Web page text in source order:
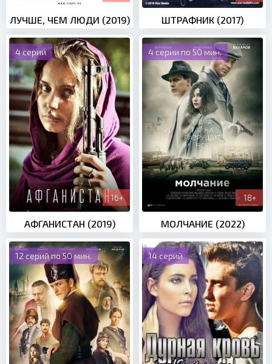
ЛУЧШЕ, ЧЕМ ЛЮДИ (2019) ШТРАФНИК (2017)
4 серии
16+
АФГАНИСТАН (2019)
4 серии по 50 мин.
18+
МОЛЧАНИЕ (2022)
12 серий по 50 мин. 14 серий